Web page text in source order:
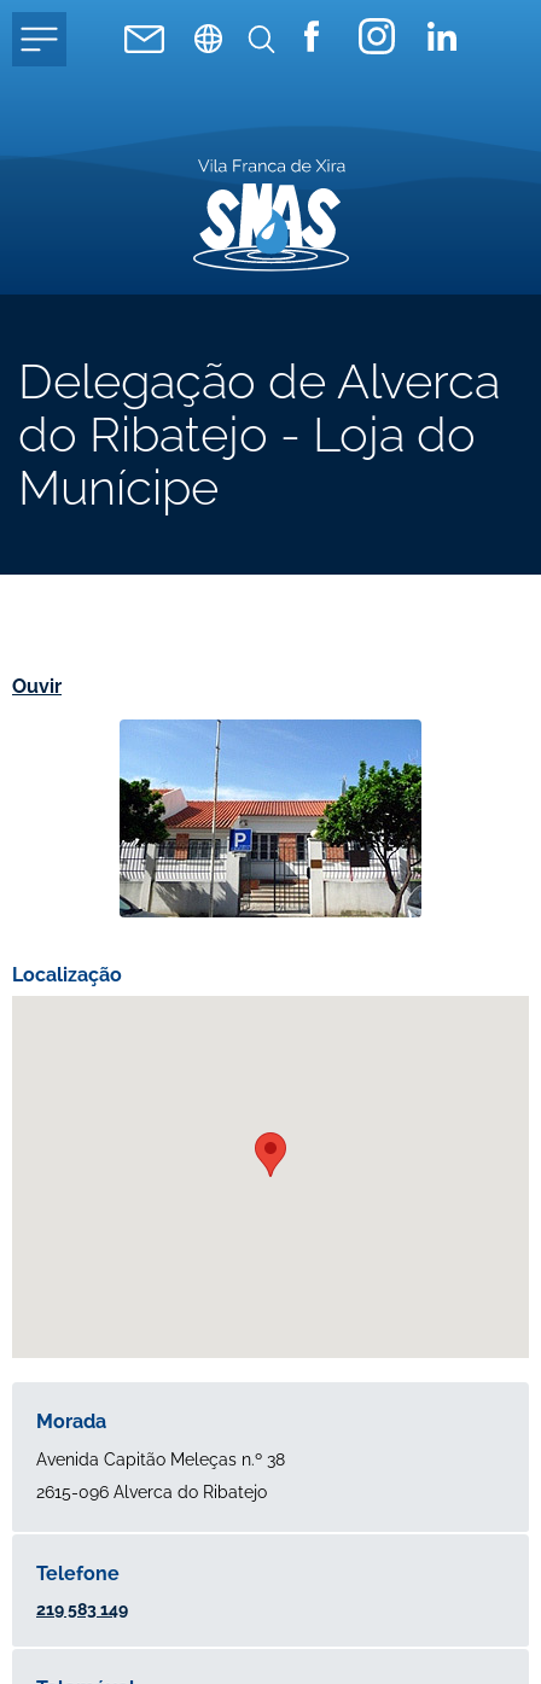
Delegação de Alverca
do Ribatejo - Loja do
Munícipe
Ouvir
Avenida Capitão Meleças n.º 38
2615-096 Alverca do Ribatejo
219 583 149